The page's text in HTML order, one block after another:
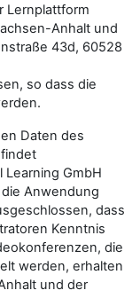
Lernplattform
Anhalt und
43d, 60528
so dass die
Daten des
GmbH
Anwendung
dass
Kenntnis
die
werden, erhalten
und der